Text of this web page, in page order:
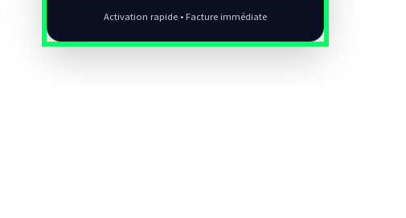
Activation rapide • Facture immédiate